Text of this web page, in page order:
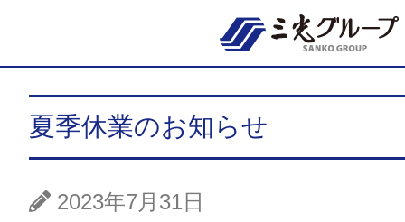
夏季休業のお知らせ
2023年7月31日